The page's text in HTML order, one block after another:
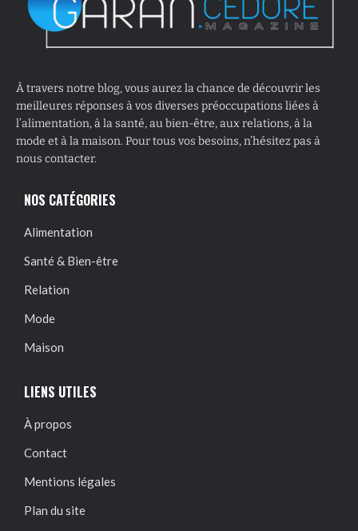
À travers notre blog, vous aurez la chance de découvrir les
meilleures réponses à vos diverses préoccupations liées à
l’alimentation, à la santé, au bien-être, aux relations, à la
mode et à la maison. Pour tous vos besoins, n’hésitez pas à
nous contacter.
NOS CATÉGORIES
Alimentation
Santé & Bien-être
Relation
Mode
Maison
LIENS UTILES
À propos
Contact
Mentions légales
Plan du site